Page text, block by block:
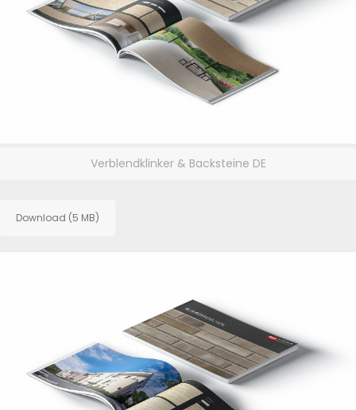
Verblendklinker & Backsteine DE
Download (5 MB)